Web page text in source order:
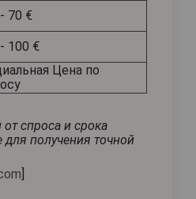
70 €
100 €
Цена по
спроса и срока
получения точной